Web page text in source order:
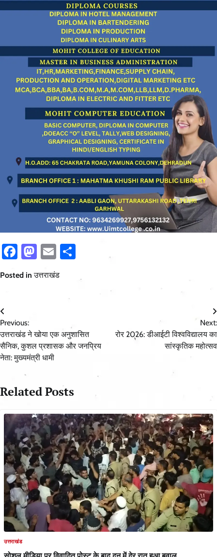
Facebook
Mastodon
Email
Posted inउत्तराखंड
Post
navigation
Previous:
उत्तराखंड ने खोया एक अनुशासित
सैनिक, कुशल प्रशासक और जनप्रिय
नेता: मुख्यमंत्री धामी
Next:
रोर 2026: डीआईटी विश्वविद्यालय का
सांस्कृतिक महोत्सव
Related Posts
उत्तराखंड